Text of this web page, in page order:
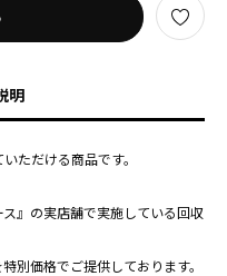
明
ただける商品です。
』の実店舗で実施している回収
別価格でご提供しております。